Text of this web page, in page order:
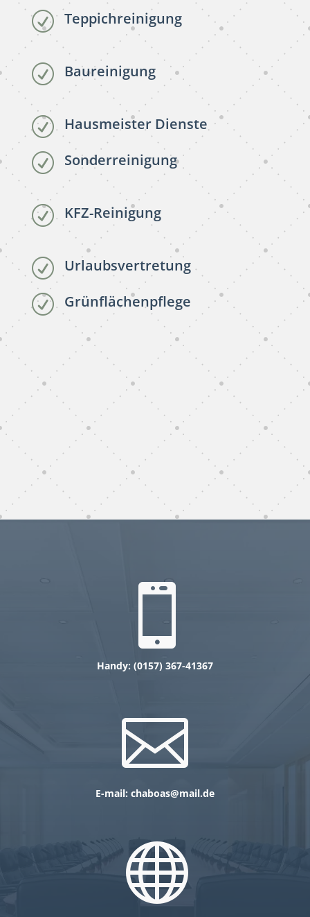
R Teppichreinigung
R Baureinigung
R Hausmeister Dienste
R Sonderreinigung
R KFZ-Reinigung
R Urlaubsvertretung
R Grünflächenpflege
subunternehmer reinigung
Ganderkesee
subunternehmer gebäudereinigung
Ganderkesee
gebäudereinigung subunternehmer
Ganderkesee

Handy: (0157) 367-41367

E-mail: chaboas@mail.de
